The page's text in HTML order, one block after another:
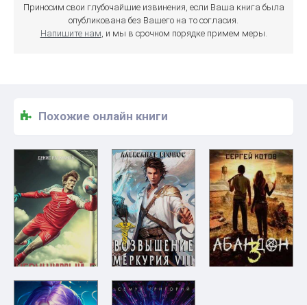
Приносим свои глубочайшие извинения, если Ваша книга была
опубликована без Вашего на то согласия.
Напишите нам , и мы в срочном порядке примем меры.
Похожие онлайн книги